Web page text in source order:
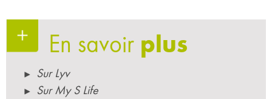
En savoir plus
Sur Lyv
Sur My S Life